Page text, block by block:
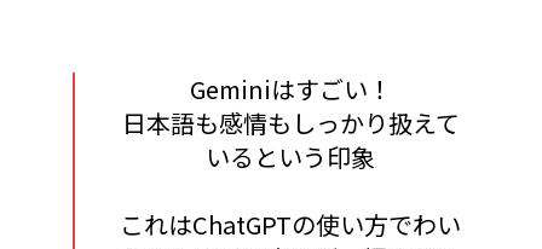
Geminiはすごい！
日本語も感情もしっかり扱えて
いるという印象
これはChatGPTの使い方でわい